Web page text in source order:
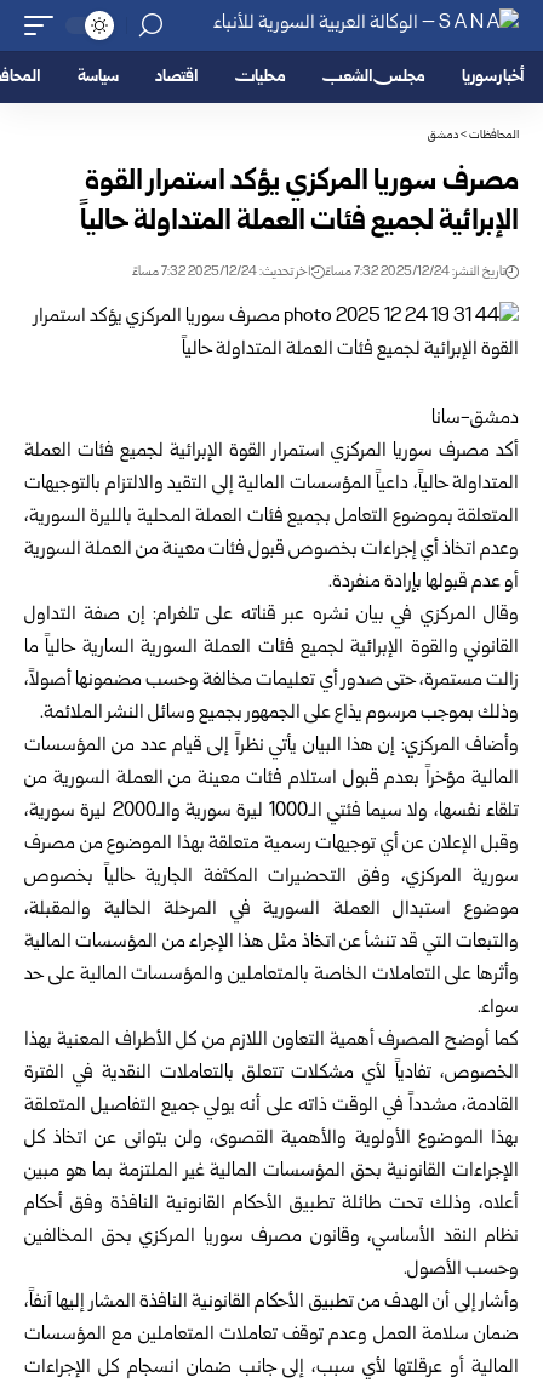
أخبار سوريا مجلس الشعب محليات اقتصاد سياسة
المحافظات>دمشق
مصرف سوريا المركزي يؤكد استمرار القوة
الإبرائية لجميع فئات العملة المتداولة حالياً
تاريخ النشر: 2025/12/24 7:32 مساءً اخر تحديث: 2025/12/24 7:32 مساءً
دمشق-سانا
أكد مصرف سوريا المركزي استمرار القوة الإبرائية لجميع فئات العملة
المتداولة حالياً، داعياً المؤسسات المالية إلى التقيد والالتزام بالتوجيهات
المتعلقة بموضوع التعامل بجميع فئات العملة المحلية بالليرة السورية،
وعدم اتخاذ أي إجراءات بخصوص قبول فئات معينة من العملة السورية
أو عدم قبولها بإرادة منفردة.
وقال المركزي في بيان نشره عبر قناته على تلغرام: إن صفة التداول
القانوني والقوة الإبرائية لجميع فئات العملة السورية السارية حالياً ما
زالت مستمرة، حتى صدور أي تعليمات مخالفة وحسب مضمونها أصولاً،
وذلك بموجب مرسوم يذاع على الجمهور بجميع وسائل النشر الملائمة.
وأضاف المركزي: إن هذا البيان يأتي نظراً إلى قيام عدد من المؤسسات
المالية مؤخراً بعدم قبول استلام فئات معينة من العملة السورية من
تلقاء نفسها، ولا سيما فئتي الـ1000 ليرة سورية والـ2000 ليرة سورية،
وقبل الإعلان عن أي توجيهات رسمية متعلقة بهذا الموضوع من مصرف
سورية المركزي، وفق التحضيرات المكثفة الجارية حالياً بخصوص
موضوع استبدال العملة السورية في المرحلة الحالية والمقبلة،
والتبعات التي قد تنشأ عن اتخاذ مثل هذا الإجراء من المؤسسات المالية
وأثرها على التعاملات الخاصة بالمتعاملين والمؤسسات المالية على حد
سواء.
كما أوضح المصرف أهمية التعاون اللازم من كل الأطراف المعنية بهذا
الخصوص، تفادياً لأي مشكلات تتعلق بالتعاملات النقدية في الفترة
القادمة، مشدداً في الوقت ذاته على أنه يولي جميع التفاصيل المتعلقة
بهذا الموضوع الأولوية والأهمية القصوى، ولن يتوانى عن اتخاذ كل
الإجراءات القانونية بحق المؤسسات المالية غير الملتزمة بما هو مبين
أعلاه، وذلك تحت طائلة تطبيق الأحكام القانونية النافذة وفق أحكام
نظام النقد الأساسي، وقانون مصرف سوريا المركزي بحق المخالفين
وحسب الأصول.
وأشار إلى أن الهدف من تطبيق الأحكام القانونية النافذة المشار إليها آنفاً،
ضمان سلامة العمل وعدم توقف تعاملات المتعاملين مع المؤسسات
المالية أو عرقلتها لأي سبب، إلى جانب ضمان انسجام كل الإجراءات